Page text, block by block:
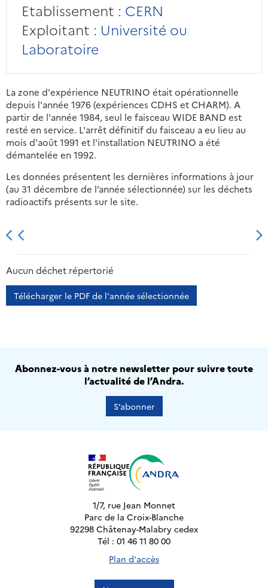
Etablissement : CERN
Exploitant : Université ou
Laboratoire
La zone d'expérience NEUTRINO était opérationnelle
depuis l'année 1976 (expériences CDHS et CHARM). A
partir de l'année 1984, seul le faisceau WIDE BAND est
resté en service. L'arrêt définitif du faisceau a eu lieu au
mois d'août 1991 et l'installation NEUTRINO a été
démantelée en 1992.
Les données présentent les dernières informations à jour
(au 31 décembre de l’année sélectionnée) sur les déchets
radioactifs présents sur le site.
2013 2014
Aucun déchet répertorié
Télécharger le PDF de l'année sélectionnée
Abonnez-vous à notre newsletter pour suivre toute
l’actualité de l’Andra.
S’abonner
1/7, rue Jean Monnet
Parc de la Croix-Blanche
92298 Châtenay-Malabry cedex
Tél : 01 46 11 80 00
Plan d'accès